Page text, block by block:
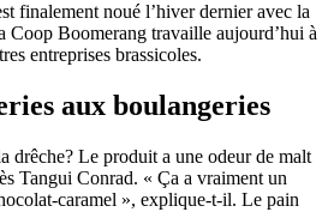
finalement noué l’hiver dernier avec la
Coop Boomerang travaille aujourd’hui à
entreprises brassicoles.
aux boulangeries
drêche? Le produit a une odeur de malt
Tangui Conrad. « Ça a vraiment un
caramel », explique-t-il. Le pain